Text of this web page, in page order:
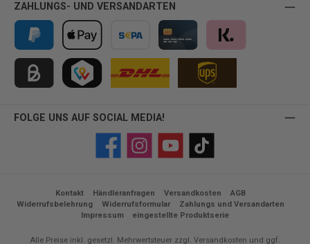
ZAHLUNGS- UND VERSANDARTEN
PayPal Apple Pay Vorkasse Kreditkarte Klarna
FOLGE UNS AUF SOCIAL MEDIA!
FacebookInstagramYouTube TikTok
Kontakt Händleranfragen Versandkosten
AGB
Widerrufsbelehrung
Widerrufsformular
Zahlungs und Versandarten
Impressum
eingestellte Produktserie
Alle Preise inkl. gesetzl. Mehrwertsteuer zzgl. Versandkosten und ggf.